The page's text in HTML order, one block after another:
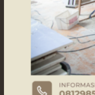
Blog
Kontak Kami